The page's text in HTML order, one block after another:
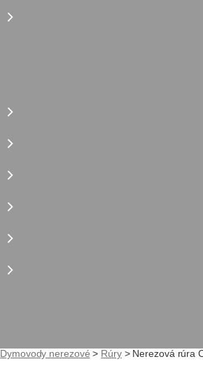
Dymovody nerezové > Rúry> Nerezová rúra